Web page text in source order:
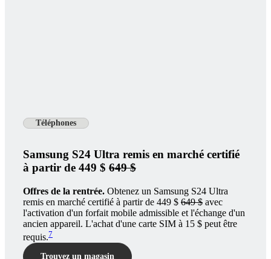
Téléphones
Samsung S24 Ultra remis en marché certifié
à partir de 449 $ 649 $
Offres de la rentrée. Obtenez un Samsung S24 Ultra
remis en marché certifié à partir de 449 $ 649 $ avec
l'activation d'un forfait mobile admissible et l'échange d'un
ancien appareil. L'achat d'une carte SIM à 15 $ peut être
requis.7
Trouvez un magasin